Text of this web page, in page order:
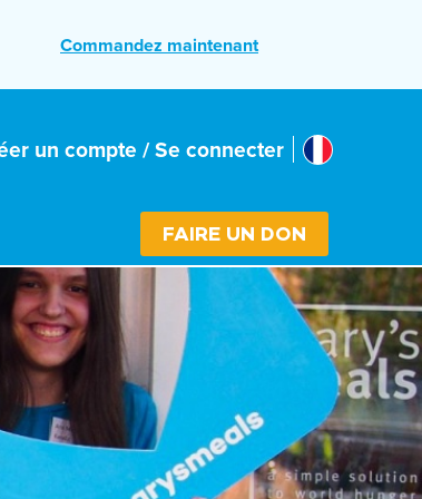
Commandez maintenant
un compte / Se connecter Select
France
FAIRE UN DON